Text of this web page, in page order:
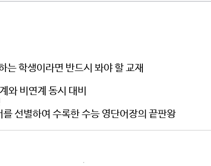
학생이라면 반드시 봐야 할 교재
와 비연계 동시 대비
선별하여 수록한 수능 영단어장의 끝판왕